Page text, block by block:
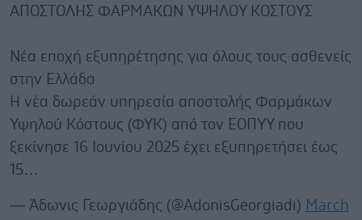
ΑΠΟΣΤΟΛΗΣ ΦΑΡΜΑΚΩΝ ΥΨΗΛΟΥ ΚΟΣΤΟΥΣ
Νέα εποχή εξυπηρέτησης για όλους τους ασθενείς
στην Ελλάδα
Η νέα δωρεάν υπηρεσία αποστολής Φαρμάκων
Υψηλού Κόστους (ΦΥΚ) από τον ΕΟΠΥΥ που
ξεκίνησε 16 Ιουνίου 2025 έχει εξυπηρετήσει έως
15…
— Άδωνις Γεωργιάδης (@AdonisGeorgiadi) March